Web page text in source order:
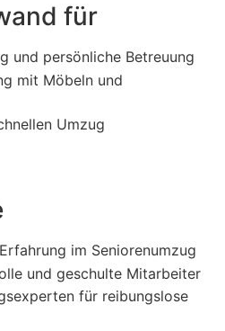
für
und persönliche Betreuung
mit Möbeln und
Umzug
im Seniorenumzug
und geschulte Mitarbeiter
für reibungslose